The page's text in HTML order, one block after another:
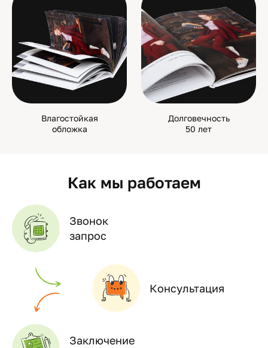
Влагостойкая
обложка
Долговечность
50 лет
Как мы работаем
Звонок
запрос
Консультация
Заключение